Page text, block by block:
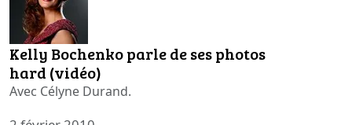
Kelly Bochenko parle de ses photos
hard (vidéo)
Avec Célyne Durand.